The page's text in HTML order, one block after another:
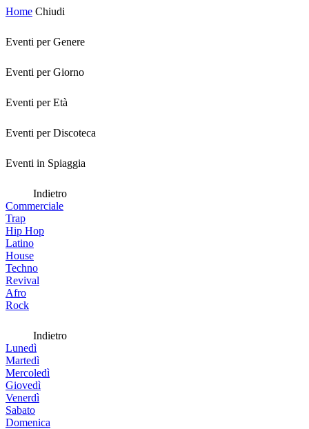
Home Chiudi
Eventi per Genere
Eventi per Giorno
Eventi per Età
Eventi per Discoteca
Eventi in Spiaggia
Indietro
Commerciale
Trap
Hip Hop
Latino
House
Techno
Revival
Afro
Rock
Indietro
Lunedì
Martedì
Mercoledì
Giovedì
Venerdì
Sabato
Domenica